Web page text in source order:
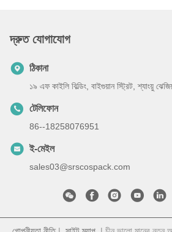
দ্রুত যোগাযোগ
ঠিকানা
১৯ এফ কাইলি বিল্ডিং, বাইগুয়ান স্ট্রিট, শ্যাংয়ু
টেলিফোন
86--18258076951
ই-মেইল
sales03@srscospack.com